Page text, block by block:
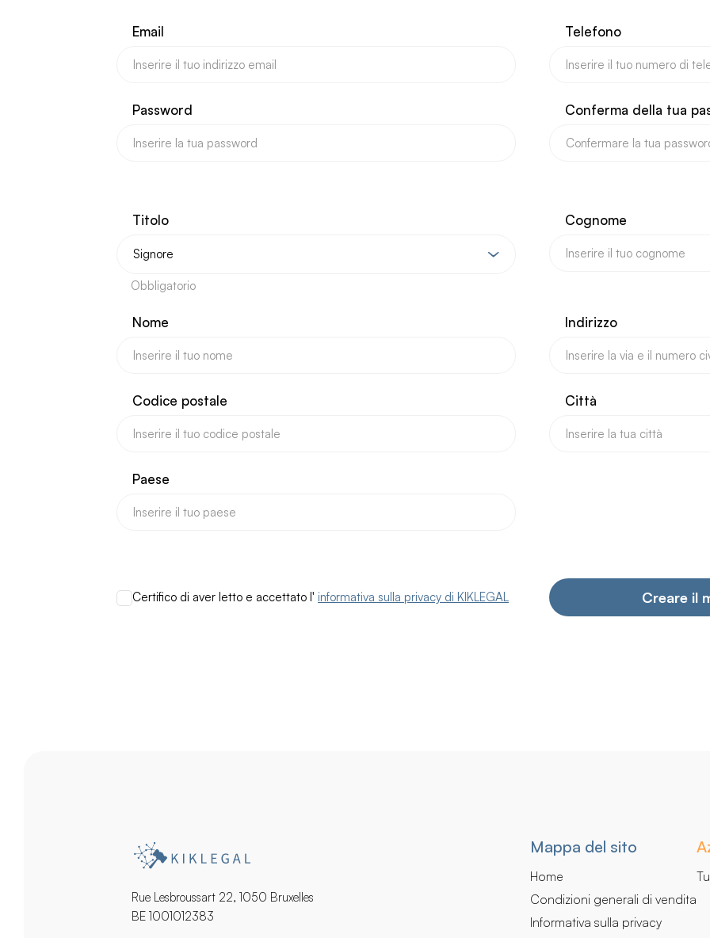
Email Telefono
Password Conferma della tua
Titolo
Obbligatorio
Cognome
Nome Indirizzo
Codice postale Città
Paese
Certifico di aver letto e accettato l' informativa sulla privacy di KIKLEGAL
Rue Lesbroussart 22, 1050 Bruxelles
BE 1001012383
Navigazione
secondaria
Mappa del sito
Home
Condizioni generali di vendita
Informativa sulla privacy